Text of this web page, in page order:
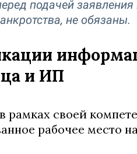
подачей
не обязаны.
и ИП
рамках своей
рабочее место